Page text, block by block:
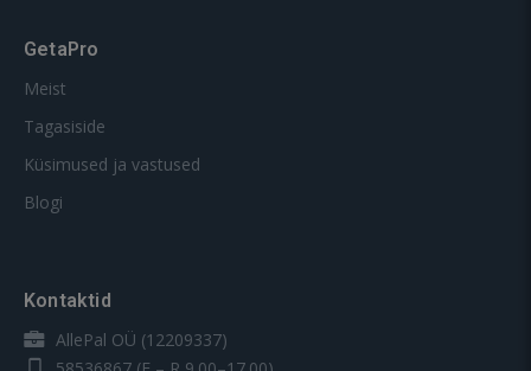
GetaPro
Meist
Tagasiside
Küsimused ja vastused
Blogi
Kontaktid
AllePal OÜ (12209337)